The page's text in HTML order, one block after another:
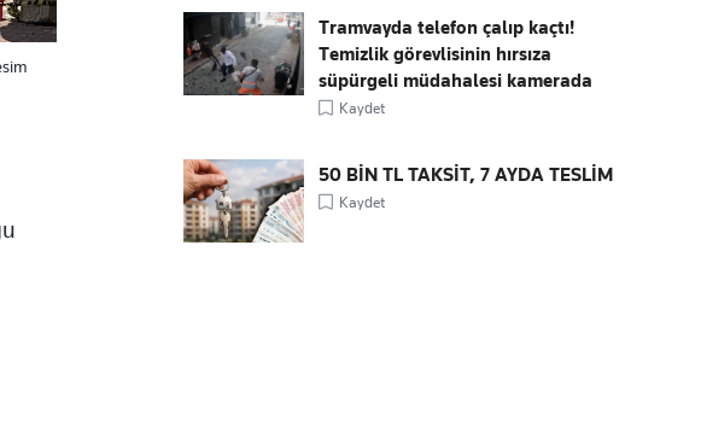
Tramvayda telefon çalıp kaçtı!
Temizlik görevlisinin hırsıza
süpürgeli müdahalesi kamerada
Kaydet
50 BİN TL TAKSİT, 7 AYDA TESLİM
Kaydet